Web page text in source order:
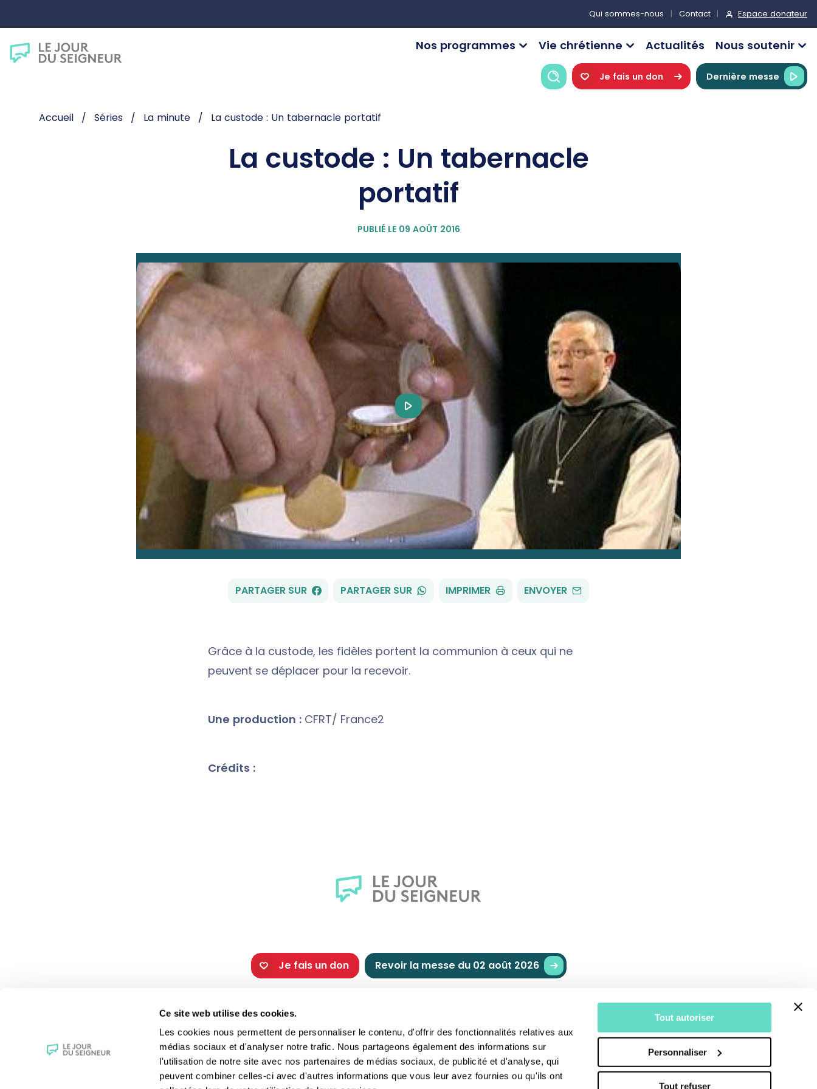
Ce site web utilise des cookies.
Les cookies nous permettent de personnaliser le contenu, d'offrir des fonctionnalités relatives aux
médias sociaux et d'analyser notre trafic. Nous partageons également des informations sur
l'utilisation de notre site avec nos partenaires de médias sociaux, de publicité et d'analyse, qui
peuvent combiner celles-ci avec d'autres informations que vous leur avez fournies ou qu'ils ont
Tout autoriser
Personnaliser
Tout refuser
Qui sommes-nous Contact Espace donateur
Nos programmes Vie chrétienne Actualités Nous soutenir
RechercheJe fais un don Dernière messe
Accueil Séries La minute La custode : Un tabernacle portatif
La custode : Un tabernacle
portatif
PUBLIÉ LE 09 AOÛT 2016
Play
Video
PARTAGER SUR FACEBOOK
PARTAGER SUR WHATSAPP
IMPRIMER ENVOYER PAR
Grâce à la custode, les fidèles portent la communion à ceux qui ne
peuvent se déplacer pour la recevoir.
Une production : CFRT/ France2
Crédits :
Je fais un don Revoir la messe du 02 août 2026
La messe
Magazine Le Jour du Seigneur
Les fêtes chrétiennes
Les saints du jour
La Bible
Les sacrements
Comment nous soutenir
Faire un don
Réduction d’impôt
Philanthropie
RESTER INFORMÉ
Actualités
Recevoir nos newsletters
S’abonner au Bulletin